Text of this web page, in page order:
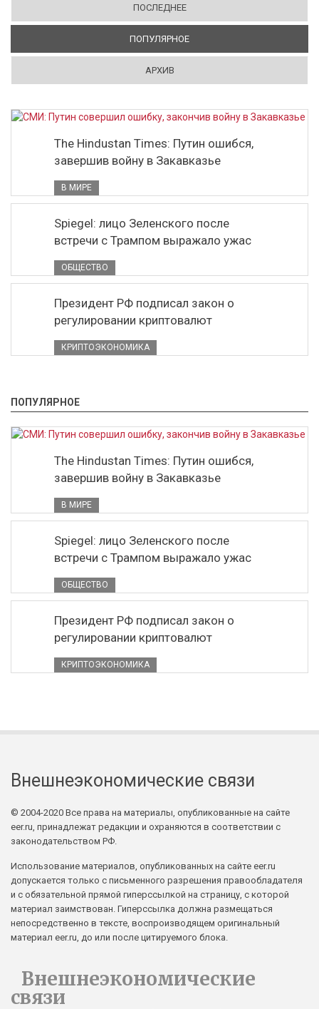
ПОСЛЕДНЕЕ
ПОПУЛЯРНОЕ
АРХИВ
The Hindustan Times: Путин ошибся,
завершив войну в Закавказье
В МИРЕ
Spiegel: лицо Зеленского после
встречи с Трампом выражало ужас
ОБЩЕСТВО
Президент РФ подписал закон о
регулировании криптовалют
КРИПТОЭКОНОМИКА
ПОПУЛЯРНОЕ
The Hindustan Times: Путин ошибся,
завершив войну в Закавказье
В МИРЕ
Spiegel: лицо Зеленского после
встречи с Трампом выражало ужас
ОБЩЕСТВО
Президент РФ подписал закон о
регулировании криптовалют
КРИПТОЭКОНОМИКА
Внешнеэкономические связи
© 2004-2020 Все права на материалы, опубликованные на сайте
eer.ru, принадлежат редакции и охраняются в соответствии с
законодательством РФ.
Использование материалов, опубликованных на сайте eer.ru
допускается только с письменного разрешения правообладателя
и с обязательной прямой гиперссылкой на страницу, с которой
материал заимствован. Гиперссылка должна размещаться
непосредственно в тексте, воспроизводящем оригинальный
материал eer.ru, до или после цитируемого блока.
Внешнеэкономические
связи